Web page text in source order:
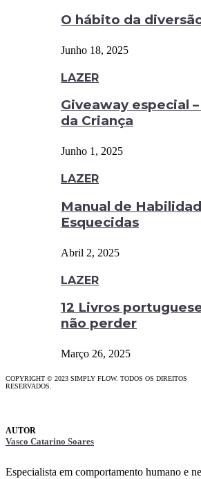
O hábito da
Junho 18, 2025
LAZER
Giveaway especial
da Criança
Junho 1, 2025
LAZER
Manual de
Esquecidas
Abril 2, 2025
LAZER
12 Livros
não perder
Março 26, 2025
COPYRIGHT © 2023 SIMPLY FLOW. TODOS OS DIREITOS
RESERVADOS.
Vasco Catarino Soares
Especialista em comportamento humano e